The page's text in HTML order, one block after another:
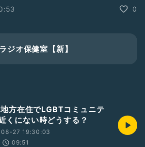
いる他団体がおこなっているLINE相談の
てほしいテーマはRadiotalk「質問を送
。
#にじーずラジオ保健室
#相談
たい #LGBTQさんと繋がりたい
りたい
0
ジオ保健室【新】
方在住でLGBTコミュニテ
くにない時どうする？
27 19:30:03
09:51